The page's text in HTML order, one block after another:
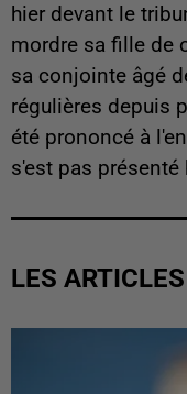
hier devant le
mordre sa fille de
sa conjointe âgé
régulières depuis
été prononcé à
s'est pas
LES